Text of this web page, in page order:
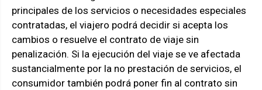
principales de los servicios o necesidades especiales
contratadas, el viajero podrá decidir si acepta los
cambios o resuelve el contrato de viaje sin
penalización. Si la ejecución del viaje se ve afectada
sustancialmente por la no prestación de servicios, el
consumidor también podrá poner fin al contrato sin